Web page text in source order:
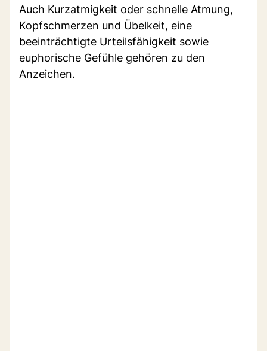
Auch Kurzatmigkeit oder schnelle Atmung,
Kopfschmerzen und Übelkeit, eine
beeinträchtigte Urteilsfähigkeit sowie
euphorische Gefühle gehören zu den
Anzeichen.